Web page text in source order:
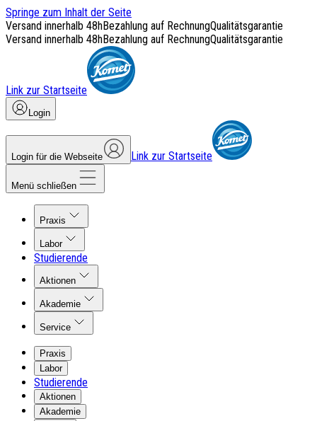
Springe zum Inhalt der Seite
Versand innerhalb 48hBezahlung auf RechnungQualitätsgarantie
Versand innerhalb 48hBezahlung auf RechnungQualitätsgarantie
Link zur Startseite
Login
Login für die Webseite Link zur Startseite
Menü schließen
Praxis
Labor
Studierende
Aktionen
Akademie
Service
Praxis
Labor
Studierende
Aktionen
Akademie